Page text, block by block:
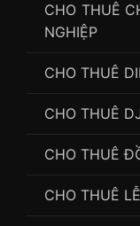
CHO THUÊ
NGHIỆP
CHO THUÊ
CHO THUÊ
CHO THUÊ
CHO THUÊ